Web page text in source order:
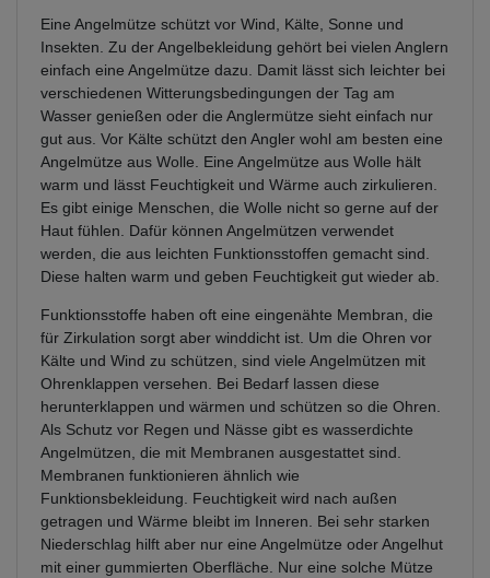
Eine Angelmütze schützt vor Wind, Kälte, Sonne und
Insekten. Zu der Angelbekleidung gehört bei vielen Anglern
einfach eine Angelmütze dazu. Damit lässt sich leichter bei
verschiedenen Witterungsbedingungen der Tag am
Wasser genießen oder die Anglermütze sieht einfach nur
gut aus. Vor Kälte schützt den Angler wohl am besten eine
Angelmütze aus Wolle. Eine Angelmütze aus Wolle hält
warm und lässt Feuchtigkeit und Wärme auch zirkulieren.
Es gibt einige Menschen, die Wolle nicht so gerne auf der
Haut fühlen. Dafür können Angelmützen verwendet
werden, die aus leichten Funktionsstoffen gemacht sind.
Diese halten warm und geben Feuchtigkeit gut wieder ab.
Funktionsstoffe haben oft eine eingenähte Membran, die
für Zirkulation sorgt aber winddicht ist. Um die Ohren vor
Kälte und Wind zu schützen, sind viele Angelmützen mit
Ohrenklappen versehen. Bei Bedarf lassen diese
herunterklappen und wärmen und schützen so die Ohren.
Als Schutz vor Regen und Nässe gibt es wasserdichte
Angelmützen, die mit Membranen ausgestattet sind.
Membranen funktionieren ähnlich wie
Funktionsbekleidung. Feuchtigkeit wird nach außen
getragen und Wärme bleibt im Inneren. Bei sehr starken
Niederschlag hilft aber nur eine Angelmütze oder Angelhut
mit einer gummierten Oberfläche. Nur eine solche Mütze